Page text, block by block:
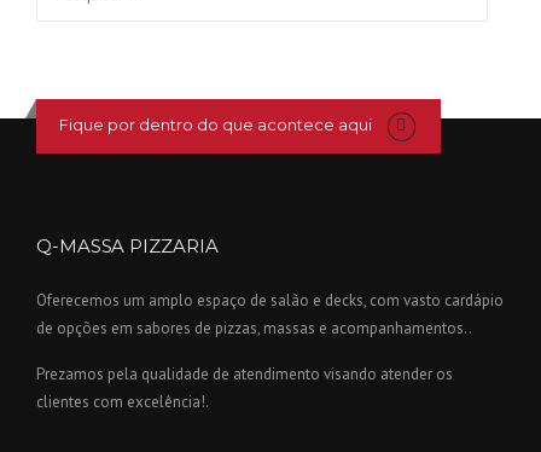
Fique por dentro do que acontece aqui
Q-MASSA PIZZARIA
Oferecemos um amplo espaço de salão e decks, com vasto cardápio
de opções em sabores de pizzas, massas e acompanhamentos..
Prezamos pela qualidade de atendimento visando atender os
clientes com excelência!.